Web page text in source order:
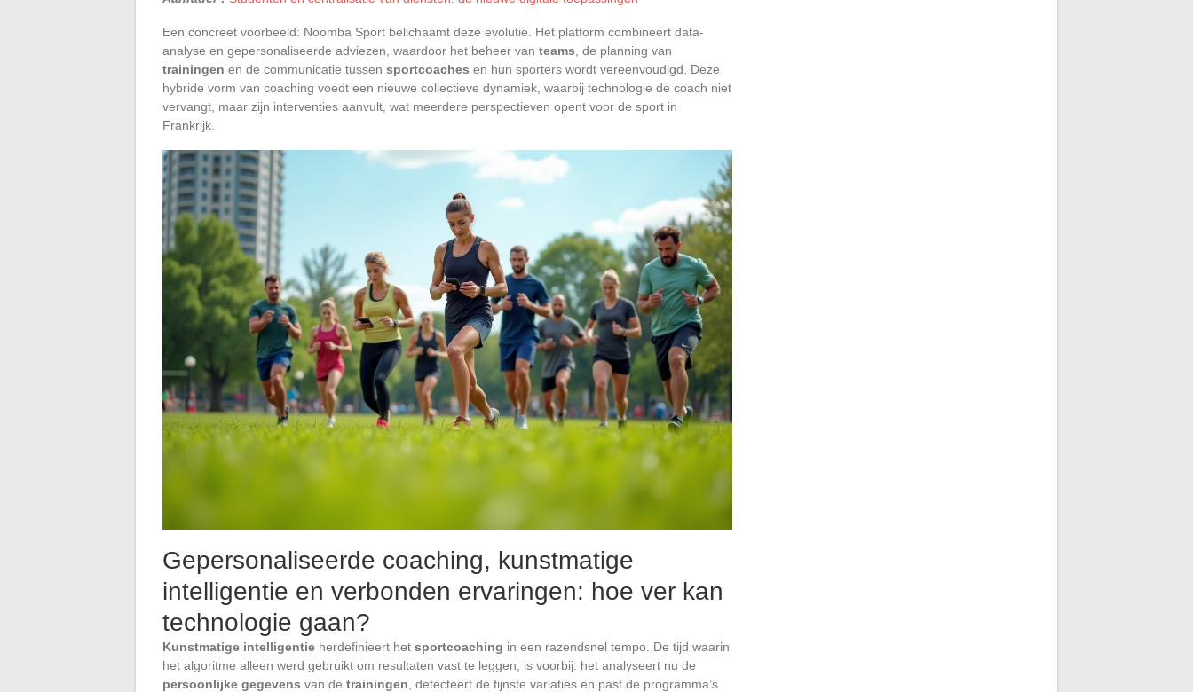
Een concreet voorbeeld: Noomba Sport belichaamt deze evolutie. Het platform combineert data-
analyse en gepersonaliseerde adviezen, waardoor het beheer van teams , de planning van
trainingen en de communicatie tussen sportcoaches en hun sporters wordt vereenvoudigd. Deze
hybride vorm van coaching voedt een nieuwe collectieve dynamiek, waarbij technologie de coach niet
vervangt, maar zijn interventies aanvult, wat meerdere perspectieven opent voor de sport in
Frankrijk.
Gepersonaliseerde coaching, kunstmatige
intelligentie en verbonden ervaringen: hoe ver kan
technologie gaan?
Kunstmatige intelligentie herdefinieert het sportcoaching in een razendsnel tempo. De tijd waarin
het algoritme alleen werd gebruikt om resultaten vast te leggen, is voorbij: het analyseert nu de
persoonlijke gegevens van de trainingen , detecteert de fijnste variaties en past de programma’s